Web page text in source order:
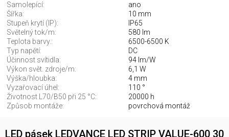
Samolepící:
ano
Šířka:
10 mm
Stupeň krytí (IP):
IP65
Světelný tok/m:
580 lm
Teplota barvy.:
6500-6500 K
Typ napětí:
DC
Účinnost svítidla:
94 lm/W
Výkon svět. zdroje/m:
6,1 W
Výška/hloubka:
4 mm
Vyzařovací úhel:
110 °
Životnost L70/B50 při 25 °C:
20000 h
Způsob montáže:
povrchová montáž
LED pásek LEDVANCE LED STRIP VALUE-600 30